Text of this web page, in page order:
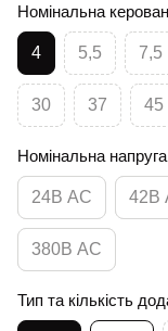
Номінальна
4 5,5 7,5
30 37 45
Номінальна
24В АС 42В
380В АС
Тип та кількість